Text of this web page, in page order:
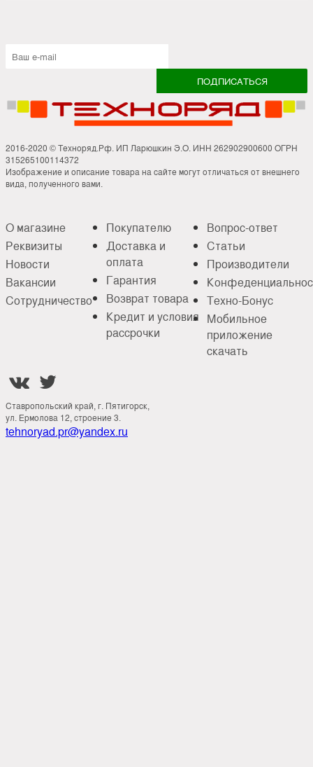
2016-2020 © Техноряд.Рф. ИП Ларюшкин Э.О. ИНН 262902900600 ОГРН
315265100114372
Изображение и описание товара на сайте могут отличаться от внешнего
вида, полученного вами.
О магазине
Реквизиты
Новости
Вакансии
Сотрудничество
Покупателю
Доставка и
оплата
Гарантия
Возврат товара
Кредит и условия
рассрочки
Вопрос-ответ
Статьи
Производители
Техно-Бонус
Мобильное
приложение
скачать
 
Ставропольский край, г. Пятигорск,
ул. Ермолова 12, строение 3.
tehnoryad.pr@yandex.ru